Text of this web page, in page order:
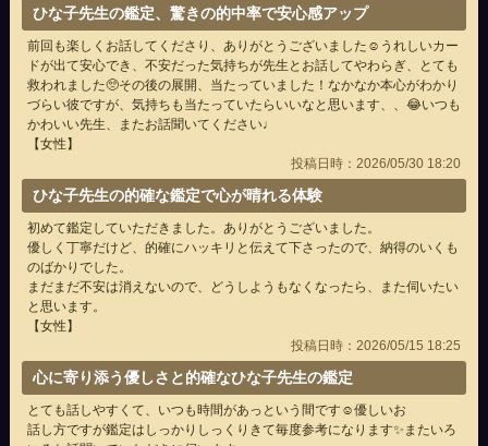
ひな子先生の鑑定、驚きの的中率で安心感アップ
前回も楽しくお話してくださり、ありがとうございました☺️うれしいカー
ドが出て安心でき、不安だった気持ちが先生とお話してやわらぎ、とても
救われました🥺その後の展開、当たっていました！なかなか本心がわかり
づらい彼ですが、気持ちも当たっていたらいいなと思います、、😂いつも
かわいい先生、またお話聞いてください♩
【女性】
投稿日時：2026/05/30 18:20
ひな子先生の的確な鑑定で心が晴れる体験
初めて鑑定していただきました。ありがとうございました。
優しく丁寧だけど、的確にハッキリと伝えて下さったので、納得のいくも
のばかりでした。
まだまだ不安は消えないので、どうしようもなくなったら、また伺いたい
と思います。
【女性】
投稿日時：2026/05/15 18:25
心に寄り添う優しさと的確なひな子先生の鑑定
とても話しやすくて、いつも時間があっという間です☺️優しいお
話し方ですが鑑定はしっかりしっくりきて毎度参考になります✨またいろ